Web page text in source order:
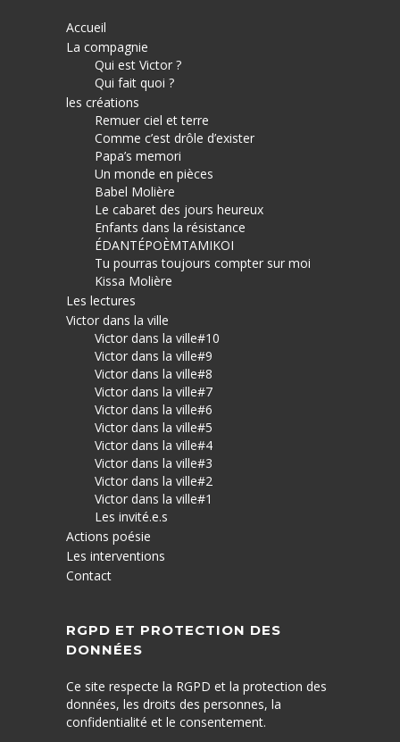
Accueil
La compagnie
Qui est Victor ?
Qui fait quoi ?
les créations
Remuer ciel et terre
Comme c’est drôle d’exister
Papa’s memori
Un monde en pièces
Babel Molière
Le cabaret des jours heureux
Enfants dans la résistance
ÉDANTÉPOÈMTAMIKOI
Tu pourras toujours compter sur moi
Kissa Molière
Les lectures
Victor dans la ville
Victor dans la ville#10
Victor dans la ville#9
Victor dans la ville#8
Victor dans la ville#7
Victor dans la ville#6
Victor dans la ville#5
Victor dans la ville#4
Victor dans la ville#3
Victor dans la ville#2
Victor dans la ville#1
Les invité.e.s
Actions poésie
Les interventions
Contact
RGPD ET PROTECTION DES
DONNÉES
Ce site respecte la RGPD et la protection des
données, les droits des personnes, la
confidentialité et le consentement.